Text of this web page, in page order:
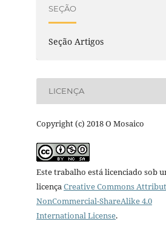
SEÇÃO
Seção Artigos
LICENÇA
Copyright (c) 2018 O Mosaico
Este trabalho está licenciado sob
licençaCreative Commons
NonCommercial-ShareAlike 4.0
International License.